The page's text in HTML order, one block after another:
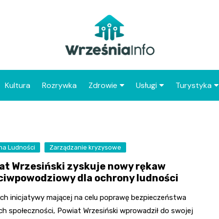
Kultura Rozrywka Zdrowie
Placówki POZ
Usługi Turystyka
Atrakcje
Zabytki
powiatu
Ludności Zarządzanie kryzysowe
Wrzesiński zyskuje nowy rękaw
dla ochrony ludności
inicjatywy mającej na celu poprawę bezpieczeństwa
społeczności, Powiat Wrzesiński wprowadził do swojej